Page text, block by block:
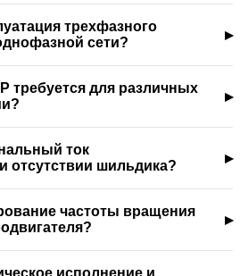
трехфазного
сети?
требуется для различных
ток
отсутствии шильдика?
частоты вращения
исполнение и